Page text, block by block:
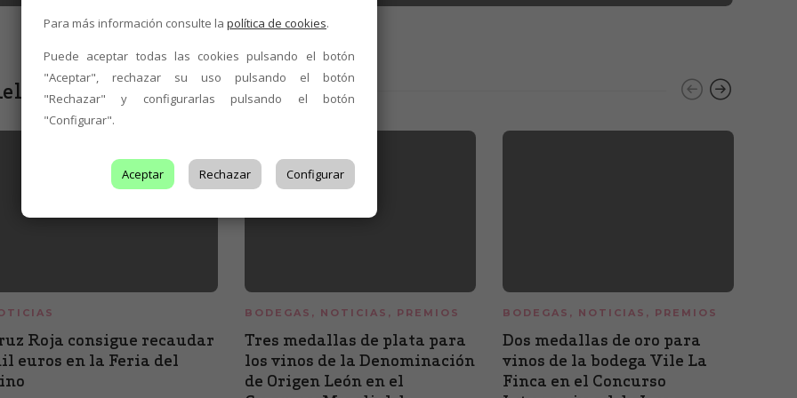
Roja consigue recaudar
euros en la Feria del
BODEGAS , NOTICIAS , PREMIOS
Tres medallas de plata para
los vinos de la Denominación
de Origen León en el
BODEGAS , NOTICIAS , PREMIOS
Dos medallas de oro para
vinos de la bodega Vile La
Finca en el Concurso
Para más información consulte la política de cookies.
Puede aceptar todas las cookies pulsando el botón
"Aceptar", rechazar su uso pulsando el botón
"Rechazar" y configurarlas pulsando el botón
"Configurar".
Aceptar Rechazar Configurar